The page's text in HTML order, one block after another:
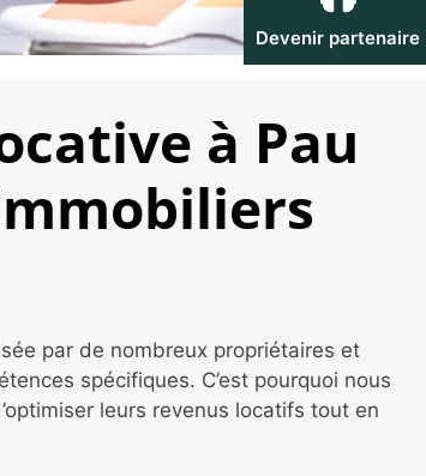
Devenir partenaire
à Pau
par de nombreux propriétaires et
spécifiques. C’est pourquoi nous
leurs revenus locatifs tout en